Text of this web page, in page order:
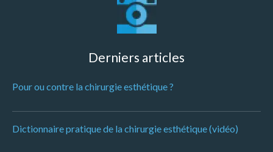
Derniers articles
Pour ou contre la chirurgie esthétique ?
Dictionnaire pratique de la chirurgie esthétique (vidéo)